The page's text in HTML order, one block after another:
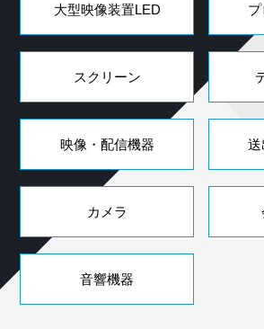
大型映像装置LED
スクリーン
映像・配信機器 送
カメラ
音響機器